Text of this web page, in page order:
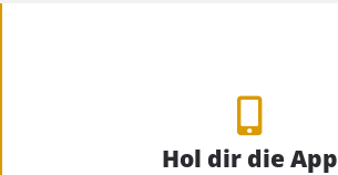
Hol dir die App